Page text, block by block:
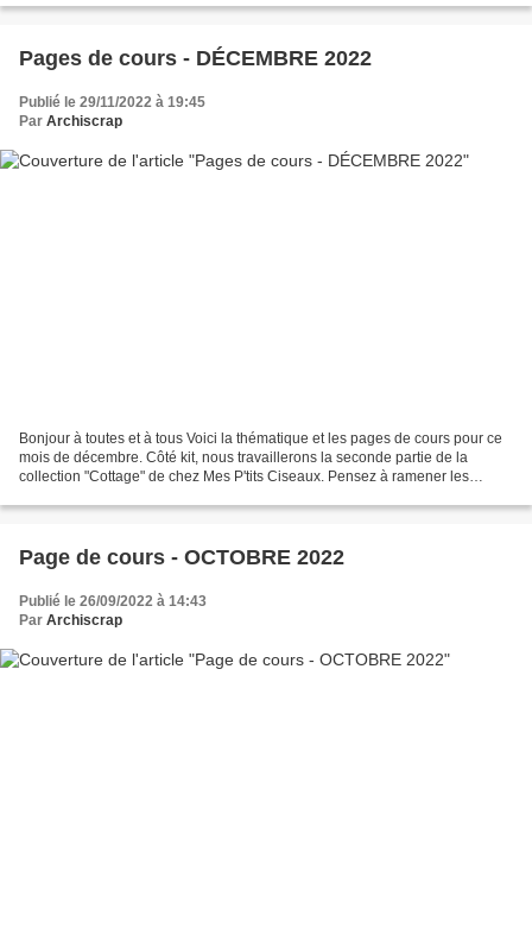
Pages de cours - DÉCEMBRE 2022
Publié le 29/11/2022 à 19:45
Par Archiscrap
Bonjour à toutes et à tous Voici la thématique et les pages de cours pour ce
mois de décembre. Côté kit, nous travaillerons la seconde partie de la
collection "Cottage" de chez Mes P'tits Ciseaux. Pensez à ramener les
Page de cours - OCTOBRE 2022
Publié le 26/09/2022 à 14:43
Par Archiscrap